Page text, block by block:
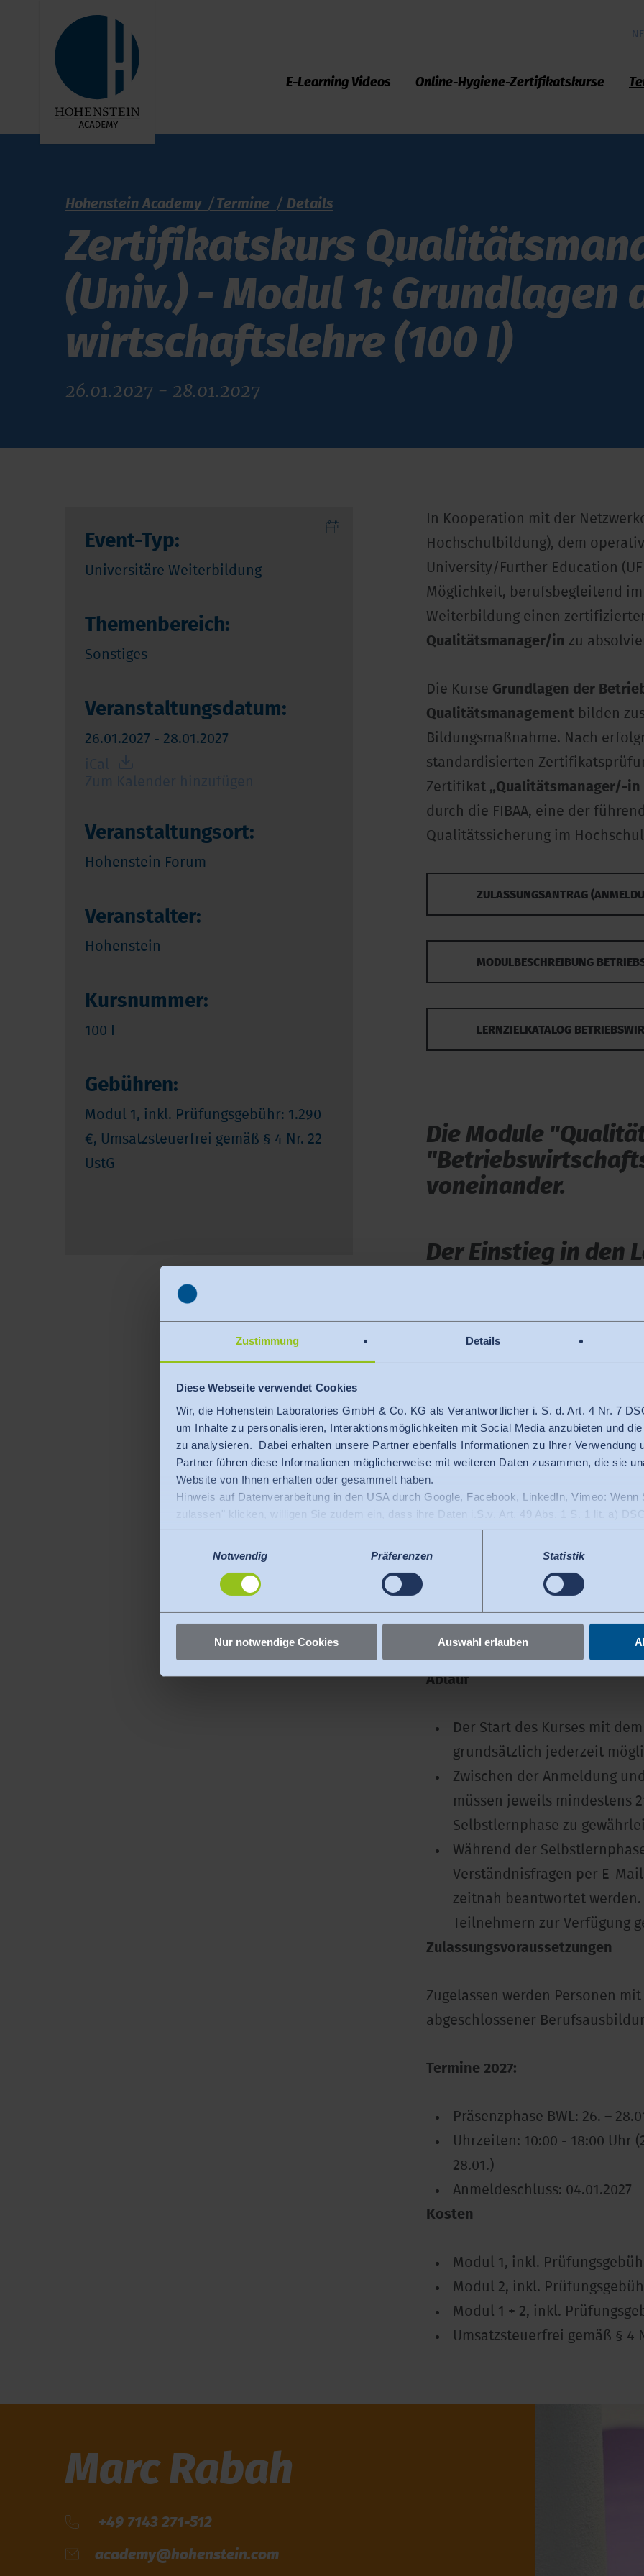
Zustimmung Details
Diese Webseite verwendet Cookies
Wir, die Hohenstein Laboratories GmbH & Co. KG als Verantwortlicher i. S. d. Art. 4 Nr. 7
um Inhalte zu personalisieren, Interaktionsmöglichkeiten mit Social Media anzubieten und
zu analysieren. Dabei erhalten unsere Partner ebenfalls Informationen zu Ihrer Verwendung
Partner führen diese Informationen möglicherweise mit weiteren Daten zusammen, die sie
Website von Ihnen erhalten oder gesammelt haben.
Hinweis auf Datenverarbeitung in den USA durch Google, Facebook, LinkedIn, Vimeo: Wenn
zulassen" klicken, willigen Sie zudem ein, dass ihre Daten i.S.v. Art. 49 Abs. 1 S. 1 lit. a)
werden dürfen. Die USA gelten nach derzeitiger Rechtslage als Land mit unzureichendem
gibt es keine Rechtsmittel gegen diese Praxis vorzugehen.
Sie können erteilte Einwilligungen jederzeit widerrufen
Notwendig
Präferenzen Statistik
Nur notwendige Cookies Auswahl erlauben
E-Learning Videos Online-Hygiene-Zertifikatskurse
Hohenstein Academy Termine Details
Zer­ti­fi­kats­kurs
(Univ.) - Modul 1:
wirt­schafts­lehre (100 I)
26.01.2027 - 28.01.2027
Event-Typ:
Universitäre Weiterbildung
Themenbereich:
Sonstiges
Veranstaltungsdatum:
26.01.2027 - 28.01.2027
Veranstaltungsort:
Hohenstein Forum
Veranstalter:
Hohenstein
Kursnummer:
100 I
Gebühren:
Modul 1, inkl. Prüfungsgebühr: 1.290
€, Umsatzsteuerfrei gemäß § 4 Nr. 22
UstG
In Kooperation mit der
Hochschulbildung), dem
University/Further Education
Möglichkeit, berufsbegleitend
Weiterbildung einen
Qualitätsmanager/in zu
Die Kurse Grundlagen der
Qualitätsmanagement bilden
Bildungsmaßnahme. Nach
standardisierten
Zertifikat „Qualitätsmanager/-in
durch die FIBAA, eine der
Qualitätssicherung im
ZULASSUNGSANTRAG
MODULBESCHREIBUNG
LERNZIELKATALOG
Die Module
voneinander.
Der Einstieg in den
einem der beiden
inhaltlich nicht
Aufbau
Jeder Kurs besitzt einen
125 Stunden umfasst die
Sie ein persönliches
25 Stunden umfasst die
Hohenstein. Im Rahmen
sowie die vorgegebenen
Die abschließende
der Präsenzphase statt und
Ablauf
Der Start des Kurses mit
grundsätzlich jederzeit
Zwischen der Anmeldung
müssen jeweils mindestens
Selbstlernphase zu
Während der
Verständnisfragen per E-
zeitnah beantwortet
Teilnehmern zur Verfügung
Zulassungsvoraussetzungen
Zugelassen werden Personen
abgeschlossener
Termine 2027:
Präsenzphase BWL: 26. –
Uhrzeiten: 10:00 - 18:00 Uhr
28.01.)
Anmeldeschluss: 04.01.2027
Kosten
Modul 1, inkl.
Modul 2, inkl.
Modul 1 + 2, inkl.
Umsatzsteuerfrei gemäß § 4
Marc Rabah
+49 7143 271-512
academy@hohenstein.com